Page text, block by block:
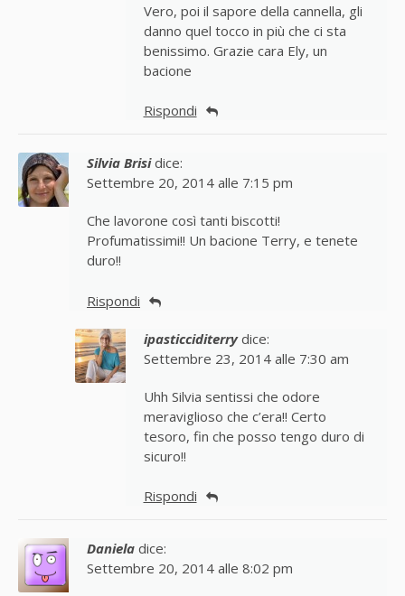
Vero, poi il sapore della cannella, gli
danno quel tocco in più che ci sta
benissimo. Grazie cara Ely, un
bacione
Rispondi
Silvia Brisi dice:
Settembre 20, 2014 alle 7:15 pm
Che lavorone così tanti biscotti!
Profumatissimi!! Un bacione Terry, e tenete
duro!!
Rispondi
ipasticciditerry dice:
Settembre 23, 2014 alle 7:30 am
Uhh Silvia sentissi che odore
meraviglioso che c’era!! Certo
tesoro, fin che posso tengo duro di
sicuro!!
Rispondi
Daniela dice:
Settembre 20, 2014 alle 8:02 pm